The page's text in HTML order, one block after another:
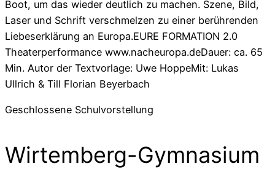
Boot, um das wieder deutlich zu machen. Szene, Bild,
Laser und Schrift verschmelzen zu einer berührenden
Liebeserklärung an Europa.EURE FORMATION 2.0
Theaterperformance www.nacheuropa.deDauer: ca. 65
Min. Autor der Textvorlage: Uwe HoppeMit: Lukas
Ullrich & Till Florian Beyerbach
Geschlossene Schulvorstellung
Wirtemberg-Gymnasium